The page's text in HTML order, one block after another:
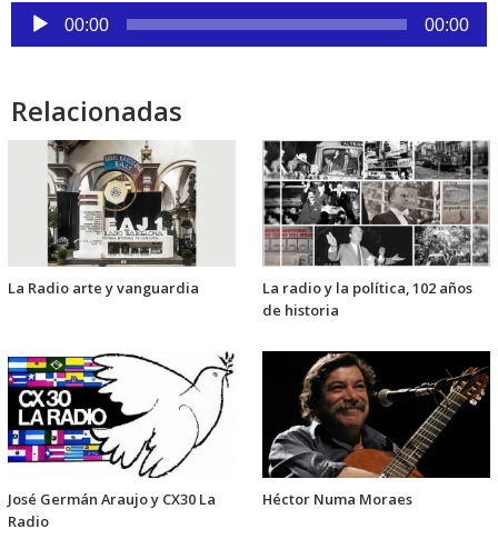
Reproductor
de
00:00 00:00
Relacionadas
La Radio arte y vanguardia
La radio y la política, 102 años
de historia
José Germán Araujo y CX30 La
Radio
Héctor Numa Moraes